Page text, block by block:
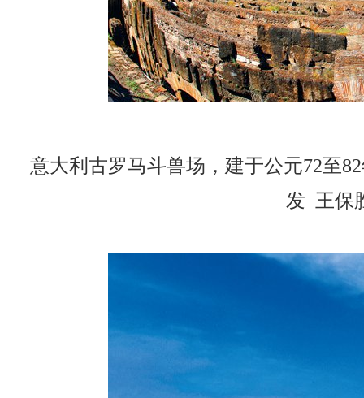
意大利古罗马斗兽场，建于公元72至
发 王保